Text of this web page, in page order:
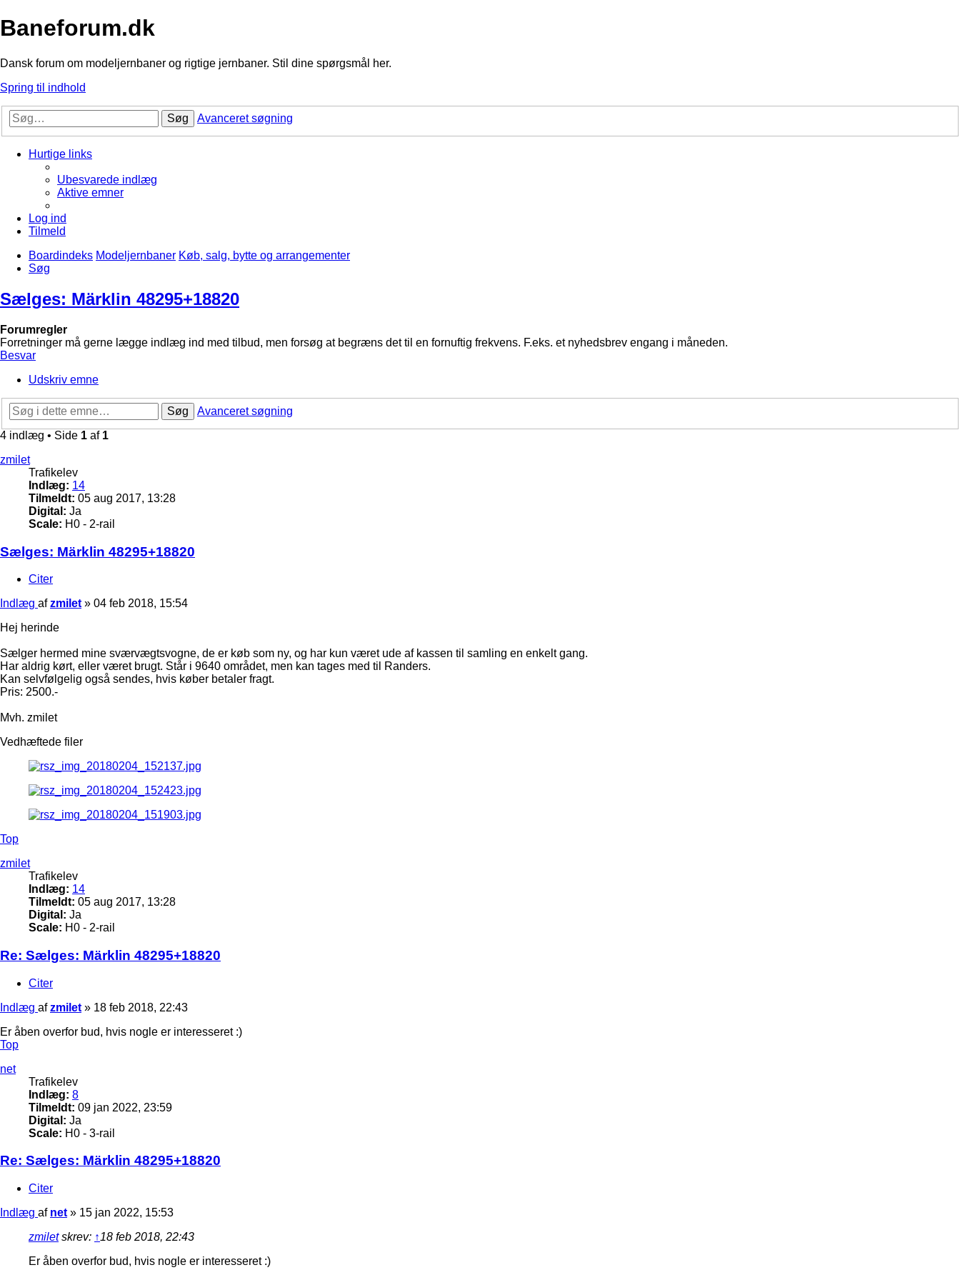
Baneforum.dk
Dansk forum om modeljernbaner og rigtige jernbaner. Stil dine spørgsmål her.
Spring til indhold
Søg Avanceret søgning
Hurtige links
Ubesvarede indlæg
Aktive emner
Log ind
Tilmeld
Boardindeks Modeljernbaner Køb, salg, bytte og arrangementer
Søg
Sælges: Märklin 48295+18820
Forumregler
Forretninger må gerne lægge indlæg ind med tilbud, men forsøg at begræns det til en fornuftig frekvens. F.eks. et nyhedsbrev engang i måneden.
Besvar
Udskriv emne
Søg
Avanceret søgning
4 indlæg • Side 1 af 1
zmilet
Trafikelev
Indlæg: 14
Tilmeldt: 05 aug 2017, 13:28
Digital: Ja
Scale: H0 - 2-rail
Sælges: Märklin 48295+18820
Citer
Indlæg afzmilet » 04 feb 2018, 15:54
Hej herinde
Sælger hermed mine sværvægtsvogne, de er køb som ny, og har kun været ude af kassen til samling en enkelt gang.
Har aldrig kørt, eller været brugt. Står i 9640 området, men kan tages med til Randers.
Kan selvfølgelig også sendes, hvis køber betaler fragt.
Pris: 2500.-
Mvh. zmilet
Vedhæftede filer
Top
zmilet
Trafikelev
Indlæg: 14
Tilmeldt: 05 aug 2017, 13:28
Digital: Ja
Scale: H0 - 2-rail
Re: Sælges: Märklin 48295+18820
Citer
Indlæg afzmilet » 18 feb 2018, 22:43
Er åben overfor bud, hvis nogle er interesseret :)
Top
net
Trafikelev
Indlæg: 8
Tilmeldt: 09 jan 2022, 23:59
Digital: Ja
Scale: H0 - 3-rail
Re: Sælges: Märklin 48295+18820
Citer
Indlæg af net » 15 jan 2022, 15:53
zmiletskrev: ↑18 feb 2018, 22:43
Er åben overfor bud, hvis nogle er interesseret :)